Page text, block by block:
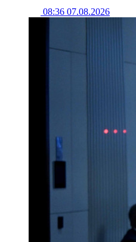
08:36 07.08.2026